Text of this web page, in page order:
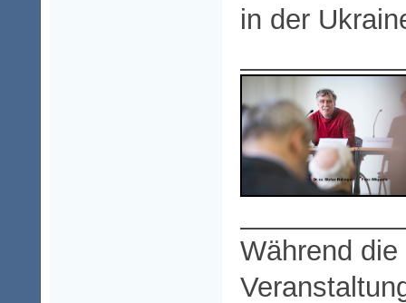
in der
Während